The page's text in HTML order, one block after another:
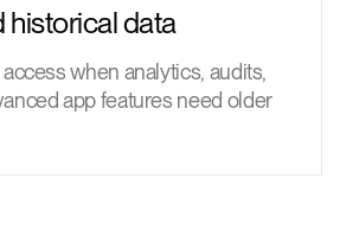
historical data
when analytics, audits,
app features need older